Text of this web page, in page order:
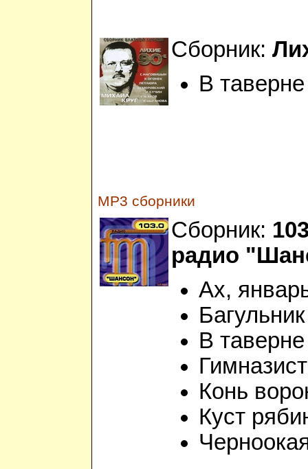
Сборник:
В таверне
MP3 сборники
Сборник:
радио
Ах,
Багульник
В таверне
Конь
Куст